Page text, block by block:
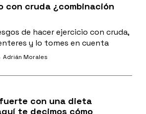
con cruda ¿combinación
de hacer ejercicio con cruda,
y lo tomes en cuenta
Adrián Morales
con una dieta
te decimos cómo